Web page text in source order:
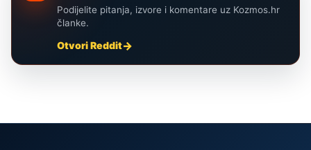
Podijelite pitanja, izvore i komentare uz Kozmos.hr
članke.
Otvori Reddit